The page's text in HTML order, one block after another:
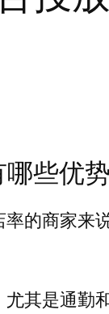
些优
的商家来
其是通勤